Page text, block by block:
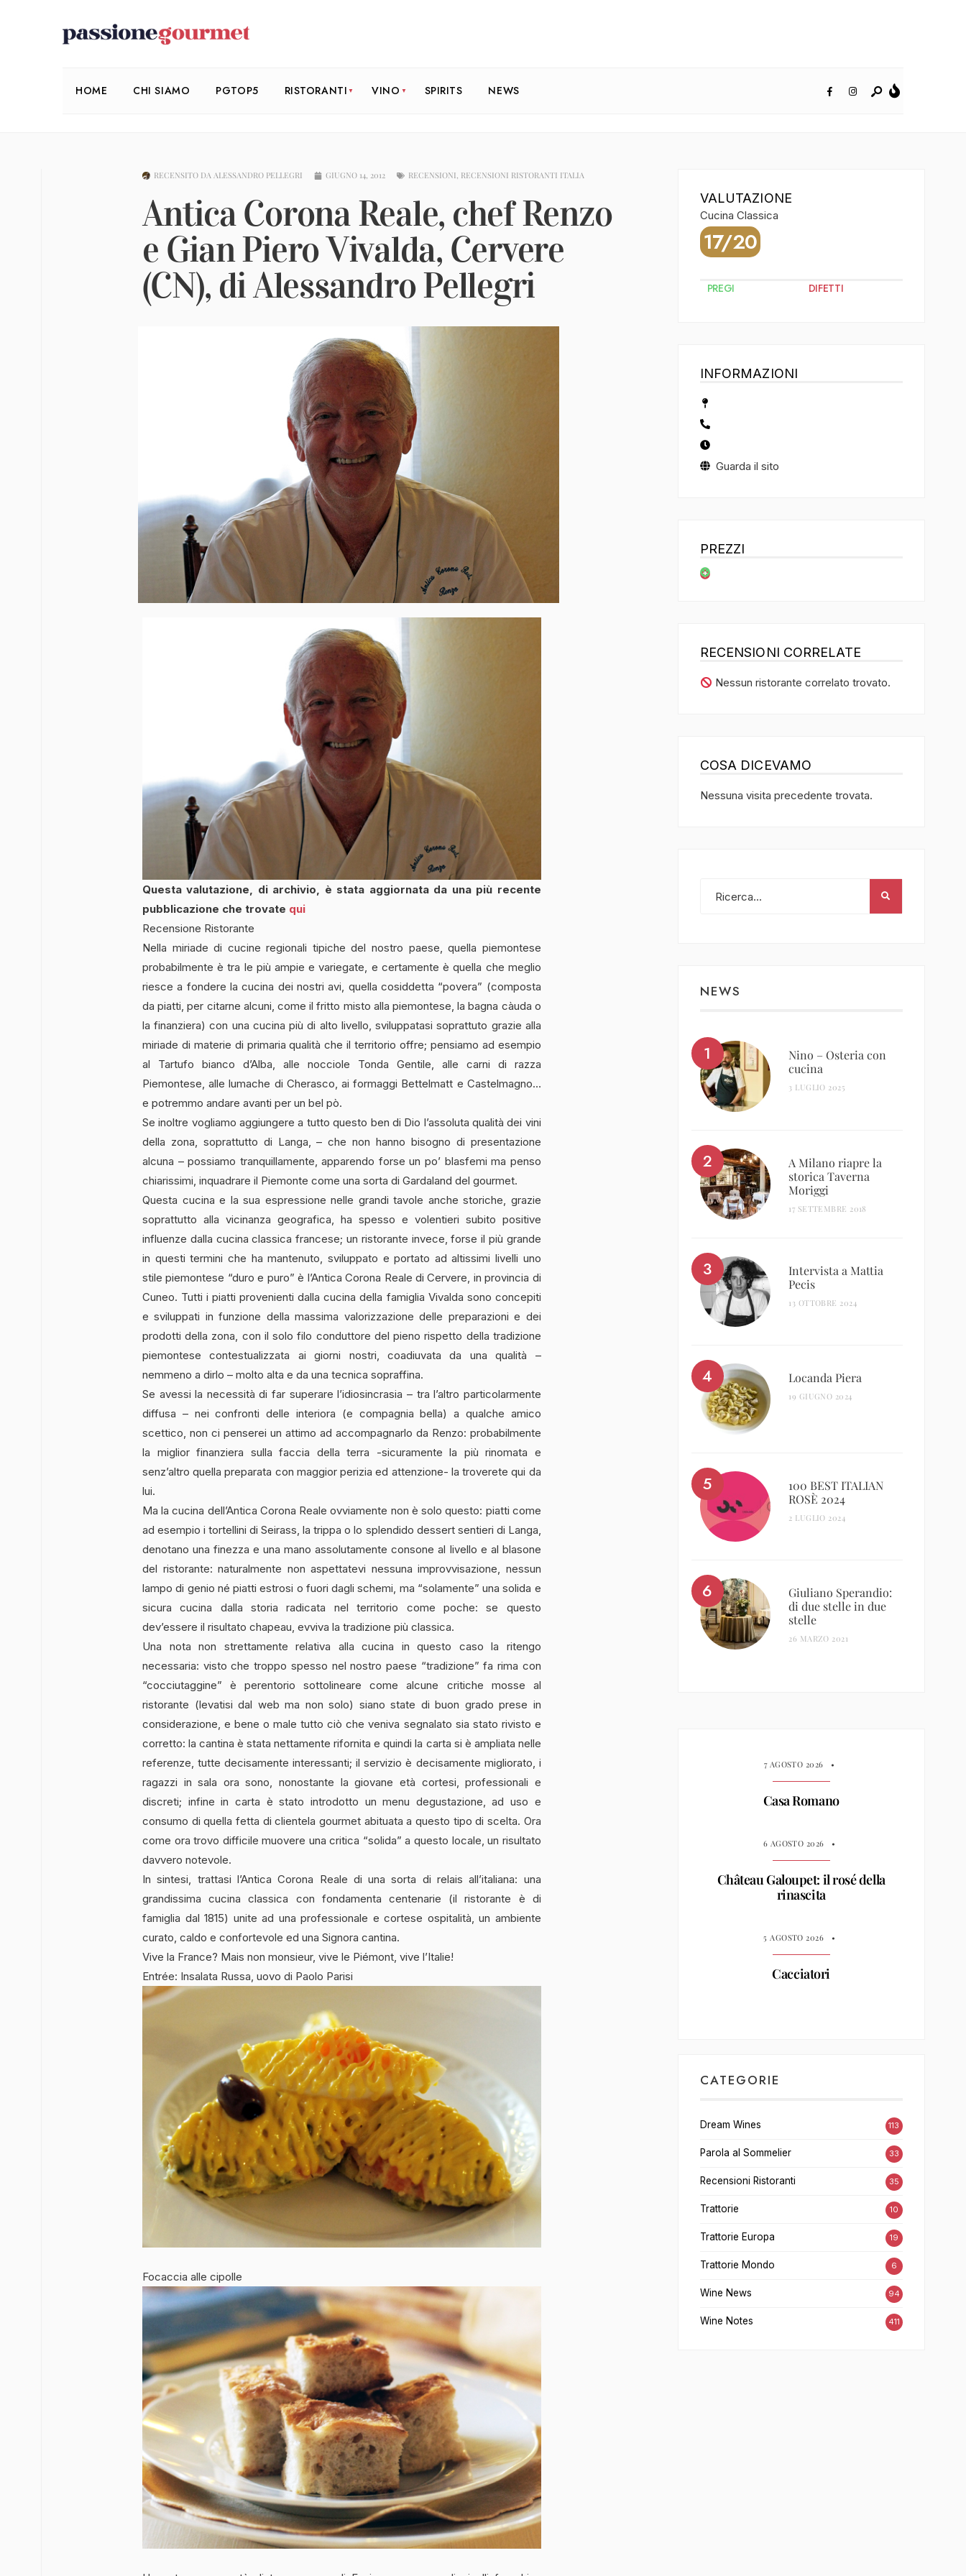
HOME CHI SIAMO PGTOP5 RISTORANTI VINO SPIRITS NEWS
RECENSITO DA ALESSANDRO PELLEGRI GIUGNO 14, 2012 RECENSIONI, RECENSIONI RISTORANTI ITALIA
Antica Corona Reale, chef Renzo
e Gian Piero Vivalda, Cervere
(CN), di Alessandro Pellegri
Questa valutazione, di archivio, è stata aggiornata da una più recente
pubblicazione che trovate qui
Recensione Ristorante
Nella miriade di cucine regionali tipiche del nostro paese, quella piemontese
probabilmente è tra le più ampie e variegate, e certamente è quella che meglio
riesce a fondere la cucina dei nostri avi, quella cosiddetta “povera” (composta
da piatti, per citarne alcuni, come il fritto misto alla piemontese, la bagna càuda o
la finanziera) con una cucina più di alto livello, sviluppatasi soprattuto grazie alla
miriade di materie di primaria qualità che il territorio offre; pensiamo ad esempio
al Tartufo bianco d’Alba, alle nocciole Tonda Gentile, alle carni di razza
Piemontese, alle lumache di Cherasco, ai formaggi Bettelmatt e Castelmagno…
e potremmo andare avanti per un bel pò.
Se inoltre vogliamo aggiungere a tutto questo ben di Dio l’assoluta qualità dei vini
della zona, soprattutto di Langa, – che non hanno bisogno di presentazione
alcuna – possiamo tranquillamente, apparendo forse un po’ blasfemi ma penso
chiarissimi, inquadrare il Piemonte come una sorta di Gardaland del gourmet.
Questa cucina e la sua espressione nelle grandi tavole anche storiche, grazie
soprattutto alla vicinanza geografica, ha spesso e volentieri subito positive
influenze dalla cucina classica francese; un ristorante invece, forse il più grande
in questi termini che ha mantenuto, sviluppato e portato ad altissimi livelli uno
stile piemontese “duro e puro” è l’Antica Corona Reale di Cervere, in provincia di
Cuneo. Tutti i piatti provenienti dalla cucina della famiglia Vivalda sono concepiti
e sviluppati in funzione della massima valorizzazione delle preparazioni e dei
prodotti della zona, con il solo filo conduttore del pieno rispetto della tradizione
piemontese contestualizzata ai giorni nostri, coadiuvata da una qualità –
nemmeno a dirlo – molto alta e da una tecnica sopraffina.
Se avessi la necessità di far superare l’idiosincrasia – tra l’altro particolarmente
diffusa – nei confronti delle interiora (e compagnia bella) a qualche amico
scettico, non ci penserei un attimo ad accompagnarlo da Renzo: probabilmente
la miglior finanziera sulla faccia della terra -sicuramente la più rinomata e
senz’altro quella preparata con maggior perizia ed attenzione- la troverete qui da
lui.
Ma la cucina dell’Antica Corona Reale ovviamente non è solo questo: piatti come
ad esempio i tortellini di Seirass, la trippa o lo splendido dessert sentieri di Langa,
denotano una finezza e una mano assolutamente consone al livello e al blasone
del ristorante: naturalmente non aspettatevi nessuna improvvisazione, nessun
lampo di genio né piatti estrosi o fuori dagli schemi, ma “solamente” una solida e
sicura cucina dalla storia radicata nel territorio come poche: se questo
dev’essere il risultato chapeau, evviva la tradizione più classica.
Una nota non strettamente relativa alla cucina in questo caso la ritengo
necessaria: visto che troppo spesso nel nostro paese “tradizione” fa rima con
“cocciutaggine” è perentorio sottolineare come alcune critiche mosse al
ristorante (levatisi dal web ma non solo) siano state di buon grado prese in
considerazione, e bene o male tutto ciò che veniva segnalato sia stato rivisto e
corretto: la cantina è stata nettamente rifornita e quindi la carta si è ampliata nelle
referenze, tutte decisamente interessanti; il servizio è decisamente migliorato, i
ragazzi in sala ora sono, nonostante la giovane età cortesi, professionali e
discreti; infine in carta è stato introdotto un menu degustazione, ad uso e
consumo di quella fetta di clientela gourmet abituata a questo tipo di scelta. Ora
come ora trovo difficile muovere una critica “solida” a questo locale, un risultato
davvero notevole.
In sintesi, trattasi l’Antica Corona Reale di una sorta di relais all’italiana: una
grandissima cucina classica con fondamenta centenarie (il ristorante è di
famiglia dal 1815) unite ad una professionale e cortese ospitalità, un ambiente
curato, caldo e confortevole ed una Signora cantina.
Vive la France? Mais non monsieur, vive le Piémont, vive l’Italie!
Entrée: Insalata Russa, uovo di Paolo Parisi
Focaccia alle cipolle
VALUTAZIONE
Cucina Classica
17/20
PREGI DIFETTI
INFORMAZIONI
Guarda il sito
PREZZI
RECENSIONI CORRELATE
Nessun ristorante correlato trovato.
COSA DICEVAMO
Nessuna visita precedente trovata.
NEWS
Nino – Osteria con
cucina
3 LUGLIO 2025
A Milano riapre la
storica Taverna
Moriggi
17 SETTEMBRE 2018
Intervista a Mattia
Pecis
13 OTTOBRE 2024
Locanda Piera
19 GIUGNO 2024
100 BEST ITALIAN
ROSÈ 2024
2 LUGLIO 2024
Giuliano Sperandio:
di due stelle in due
stelle
26 MARZO 2021
7 AGOSTO 2026 •
Casa Romano
6 AGOSTO 2026 •
Château Galoupet: il rosé della
rinascita
5 AGOSTO 2026 •
Cacciatori
CATEGORIE
Dream Wines 113
Parola al Sommelier 33
Recensioni Ristoranti 35
Trattorie 10
Trattorie Europa 19
Trattorie Mondo 6
Wine News 94
Wine Notes 411